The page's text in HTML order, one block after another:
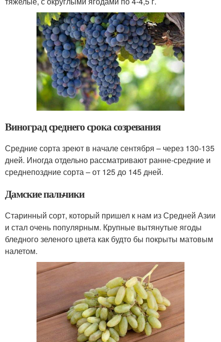
Виноград среднего срока созревания
Средние сорта зреют в начале сентября – через 130-135
дней. Иногда отдельно рассматривают ранне-средние и
среднепоздние сорта – от 125 до 145 дней.
Дамские пальчики
Старинный сорт, который пришел к нам из Средней Азии
и стал очень популярным. Крупные вытянутые ягоды
бледного зеленого цвета как будто бы покрыты матовым
налетом.